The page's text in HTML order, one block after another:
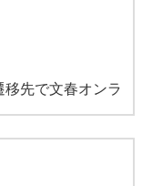
移先で文春オンラ